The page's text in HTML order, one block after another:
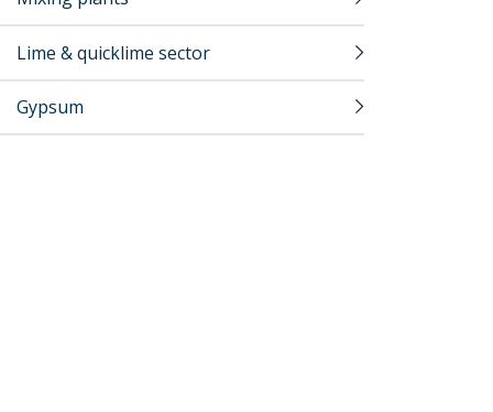
Lime & quicklime sector
Gypsum